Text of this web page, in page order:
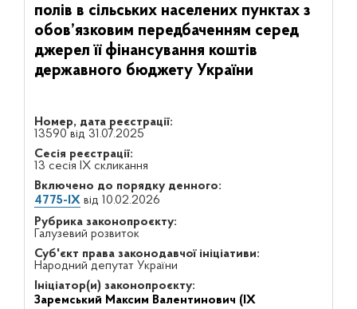
полів в сільських населених пунктах з
обов’язковим передбаченням серед
джерел її фінансування коштів
державного бюджету України
Номер, дата реєстрації:
13590 від 31.07.2025
Сесія реєстрації:
13 сесія IX скликання
Включено до порядку денного:
4775-IXвід 10.02.2026
Рубрика законопроєкту:
Галузевий розвиток
Суб'єкт права законодавчої ініціативи:
Народний депутат України
Ініціатор(и) законопроєкту:
Заремський Максим Валентинович (IX